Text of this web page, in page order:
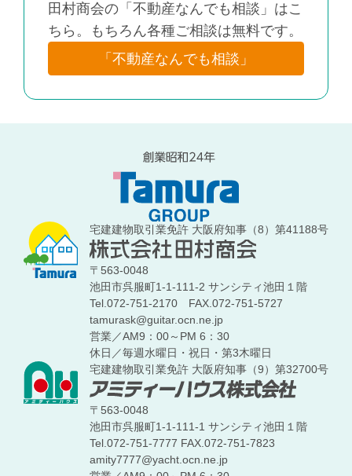
田村商会の「不動産なんでも相談」はこ
ちら。もちろん各種ご相談は無料です。
「不動産なんでも相談」
宅建建物取引業免許 大阪府知事（8）第41188号
〒563-0048
池田市呉服町1-1-111-2 サンシティ池田１階
Tel.072-751-2170FAX.072-751-5727
tamurask@guitar.ocn.ne.jp
営業／AM9：00～PM 6：30
休日／毎週水曜日・祝日・第3木曜日
宅建建物取引業免許 大阪府知事（9）第32700号
〒563-0048
池田市呉服町1-1-111-1 サンシティ池田１階
Tel.072-751-7777 FAX.072-751-7823
amity7777@yacht.ocn.ne.jp